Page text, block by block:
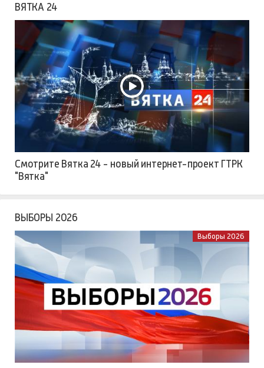
ВЯТКА 24
Смотрите Вятка 24 - новый интернет-проект ГТРК
"Вятка"
ВЫБОРЫ 2026
Выборы 2026